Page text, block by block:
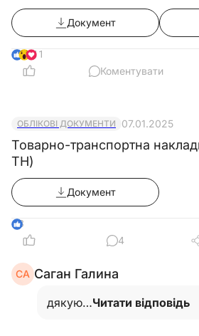
Документ
11
Коментувати
ОБЛІКОВІ ДОКУМЕНТИ 07.01.2025
Товарно-транспортна
ТН)
Документ
3
4
СА Саган Галина
дякую…Читати відповідь